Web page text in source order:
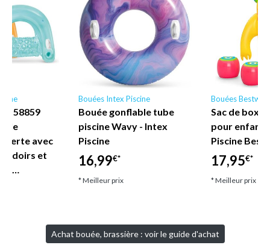
- 58859
avec
et
Bouées Intex Piscine
Bouée gonflable tube
piscine Wavy - Intex
Piscine
16,99€*
* Meilleur prix
Bouées Bestway
Sac de boxe
pour
Piscine
17,95€*
* Meilleur prix
Achat bouée, brassière : voir le guide d'achat